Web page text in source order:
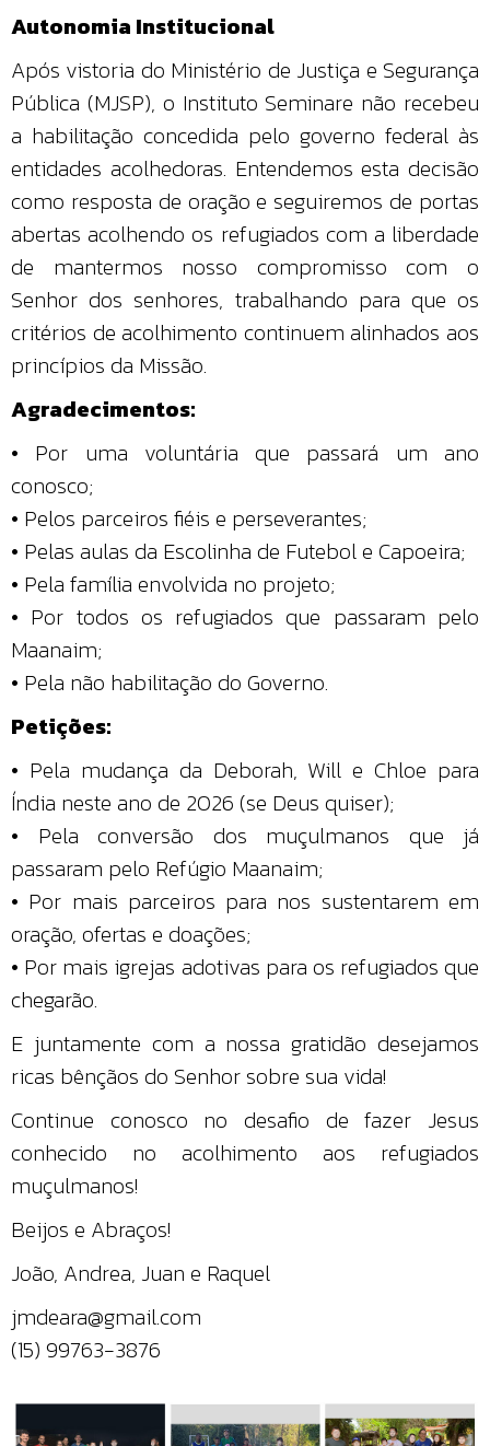
Autonomia Institucional
Após vistoria do Ministério de Justiça e Segurança
Pública (MJSP), o Instituto Seminare não recebeu
a habilitação concedida pelo governo federal às
entidades acolhedoras. Entendemos esta decisão
como resposta de oração e seguiremos de portas
abertas acolhendo os refugiados com a liberdade
de mantermos nosso compromisso com o
Senhor dos senhores, trabalhando para que os
critérios de acolhimento continuem alinhados aos
princípios da Missão.
Agradecimentos:
• Por uma voluntária que passará um ano
conosco;
• Pelos parceiros fiéis e perseverantes;
• Pelas aulas da Escolinha de Futebol e Capoeira;
• Pela família envolvida no projeto;
• Por todos os refugiados que passaram pelo
Maanaim;
• Pela não habilitação do Governo.
Petições:
• Pela mudança da Deborah, Will e Chloe para
Índia neste ano de 2026 (se Deus quiser);
• Pela conversão dos muçulmanos que já
passaram pelo Refúgio Maanaim;
• Por mais parceiros para nos sustentarem em
oração, ofertas e doações;
• Por mais igrejas adotivas para os refugiados que
chegarão.
E juntamente com a nossa gratidão desejamos
ricas bênçãos do Senhor sobre sua vida!
Continue conosco no desafio de fazer Jesus
conhecido no acolhimento aos refugiados
muçulmanos!
Beijos e Abraços!
João, Andrea, Juan e Raquel
jmdeara@gmail.com
(15) 99763-3876